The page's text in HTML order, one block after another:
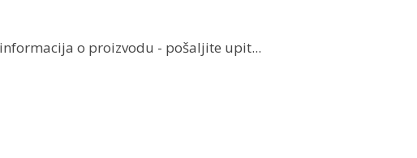
o proizvodu - pošaljite upit...